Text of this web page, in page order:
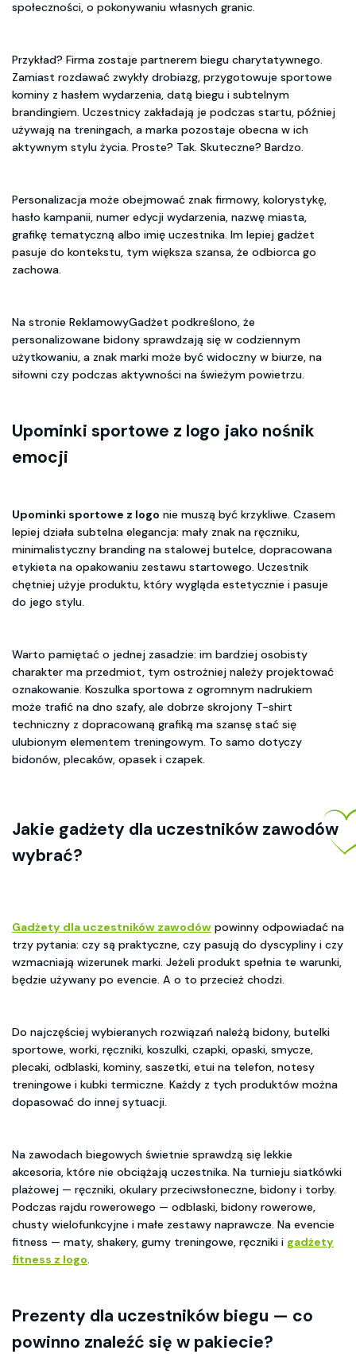
społeczności, o pokonywaniu własnych granic.
Przykład? Firma zostaje partnerem biegu charytatywnego.
Zamiast rozdawać zwykły drobiazg, przygotowuje sportowe
kominy z hasłem wydarzenia, datą biegu i subtelnym
brandingiem. Uczestnicy zakładają je podczas startu, później
używają na treningach, a marka pozostaje obecna w ich
aktywnym stylu życia. Proste? Tak. Skuteczne? Bardzo.
Personalizacja może obejmować znak firmowy, kolorystykę,
hasło kampanii, numer edycji wydarzenia, nazwę miasta,
grafikę tematyczną albo imię uczestnika. Im lepiej gadżet
pasuje do kontekstu, tym większa szansa, że odbiorca go
zachowa.
Na stronie ReklamowyGadżet podkreślono, że
personalizowane bidony sprawdzają się w codziennym
użytkowaniu, a znak marki może być widoczny w biurze, na
siłowni czy podczas aktywności na świeżym powietrzu.
Upominki sportowe z logo jako nośnik
emocji
Upominki sportowe z logo nie muszą być krzykliwe. Czasem
lepiej działa subtelna elegancja: mały znak na ręczniku,
minimalistyczny branding na stalowej butelce, dopracowana
etykieta na opakowaniu zestawu startowego. Uczestnik
chętniej użyje produktu, który wygląda estetycznie i pasuje
do jego stylu.
Warto pamiętać o jednej zasadzie: im bardziej osobisty
charakter ma przedmiot, tym ostrożniej należy projektować
oznakowanie. Koszulka sportowa z ogromnym nadrukiem
może trafić na dno szafy, ale dobrze skrojony T-shirt
techniczny z dopracowaną grafiką ma szansę stać się
ulubionym elementem treningowym. To samo dotyczy
bidonów, plecaków, opasek i czapek.
Jakie gadżety dla uczestników zawodów
wybrać?
Gadżety dla uczestników zawodów powinny odpowiadać na
trzy pytania: czy są praktyczne, czy pasują do dyscypliny i czy
wzmacniają wizerunek marki. Jeżeli produkt spełnia te warunki,
będzie używany po evencie. A o to przecież chodzi.
Do najczęściej wybieranych rozwiązań należą bidony, butelki
sportowe, worki, ręczniki, koszulki, czapki, opaski, smycze,
plecaki, odblaski, kominy, saszetki, etui na telefon, notesy
treningowe i kubki termiczne. Każdy z tych produktów można
dopasować do innej sytuacji.
Na zawodach biegowych świetnie sprawdzą się lekkie
akcesoria, które nie obciążają uczestnika. Na turnieju siatkówki
plażowej — ręczniki, okulary przeciwsłoneczne, bidony i torby.
Podczas rajdu rowerowego — odblaski, bidony rowerowe,
chusty wielofunkcyjne i małe zestawy naprawcze. Na evencie
fitness — maty, shakery, gumy treningowe, ręczniki i gadżety
fitness z logo.
Prezenty dla uczestników biegu — co
powinno znaleźć się w pakiecie?